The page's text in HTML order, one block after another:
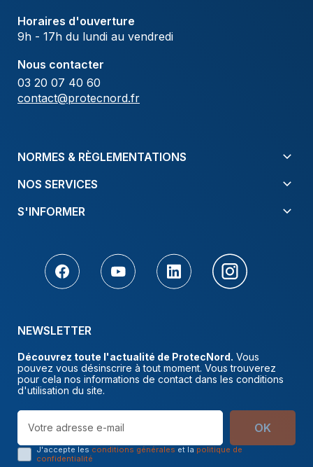
Horaires d'ouverture
9h - 17h du lundi au vendredi
Nous contacter
03 20 07 40 60
contact@protecnord.fr
NORMES & RÈGLEMENTATIONS
NOS SERVICES
S'INFORMER
NEWSLETTER
Découvrez toute l'actualité de ProtecNord. Vous
pouvez vous désinscrire à tout moment. Vous trouverez
pour cela nos informations de contact dans les conditions
d'utilisation du site.
OK
J'accepte les conditions générales et la politique de
confidentialité